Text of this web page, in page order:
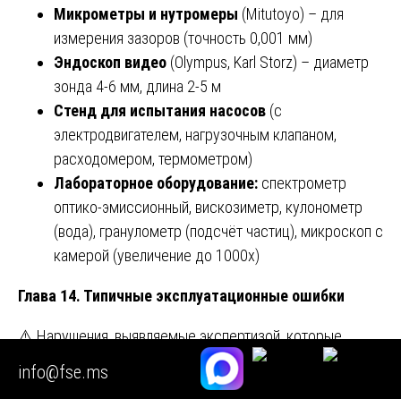
Микрометры и нутромеры (Mitutoyo) – для
измерения зазоров (точность 0,001 мм)
Эндоскоп видео (Olympus, Karl Storz) – диаметр
зонда 4-6 мм, длина 2-5 м
Стенд для испытания насосов (с
электродвигателем, нагрузочным клапаном,
расходомером, термометром)
Лабораторное оборудование: спектрометр
оптико-эмиссионный, вискозиметр, кулонометр
(вода), гранулометр (подсчёт частиц), микроскоп с
камерой (увеличение до 1000x)
Глава 14. Типичные эксплуатационные ошибки
⚠️ Нарушения, выявляемые экспертизой, которые
приводят к отказу гидронасоса:
info@fse.ms